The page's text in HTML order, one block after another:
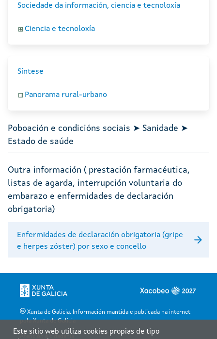
Sociedade da información, ciencia e tecnoloxía
Ciencia e tecnoloxía
Síntese
Panorama rural-urbano
Poboación e condicións sociais ➤ Sanidade ➤
Estado de saúde
Outra información ( prestación farmacéutica,
listas de agarda, interrupción voluntaria do
embarazo e enfermidades de declaración
obrigatoria)
Enfermidades de declaración obrigatoria (gripe
e herpes zóster) por sexo e concello
Xunta de Galicia. Información mantida e publicada na internet
pola Xunta de Galicia
Este sitio web utiliza cookies propias de tipo